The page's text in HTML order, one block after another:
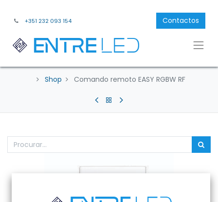
+351 232 093 154 Contactos
Shop Comando remoto EASY RGBW RF